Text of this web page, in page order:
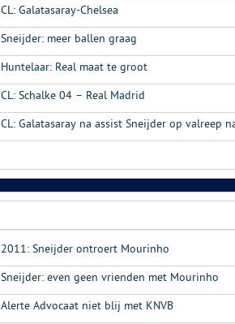
CL: Galatasaray-Chelsea
Sneijder: meer ballen graag
Huntelaar: Real maat te groot
CL: Schalke 04 – Real Madrid
CL: Galatasaray na assist Sneijder op valreep
2011: Sneijder ontroert Mourinho
Sneijder: even geen vrienden met Mourinho
Alerte Advocaat niet blij met KNVB